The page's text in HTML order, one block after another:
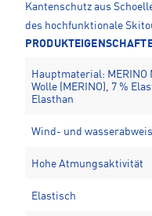
Kantenschutz aus
des hochfunktionale
Hauptmaterial: MERINO
Wolle (MERINO), 7 %
Elasthan
Wind- und
Hohe Atmungsaktivität
Elastisch